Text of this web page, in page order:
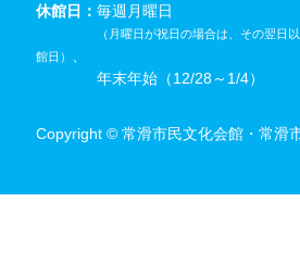
休館日： 毎週月曜日
（月曜日が祝日の場合は、その翌日
館日）
、
年末年始（12/28～1/4）
Copyright © 常滑市民文化会館・常滑